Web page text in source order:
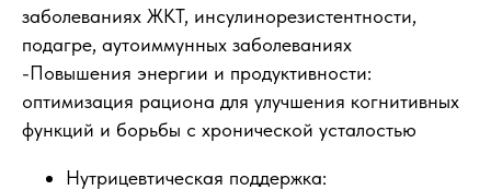
заболеваниях ЖКТ, инсулинорезистентности,
подагре, аутоиммунных заболеваниях
-Повышения энергии и продуктивности:
оптимизация рациона для улучшения когнитивных
функций и борьбы с хронической усталостью
Нутрицевтическая поддержка: